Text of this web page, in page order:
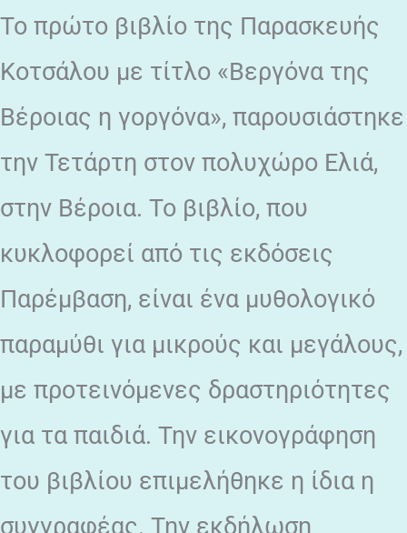
Το πρώτο βιβλίο της Παρασκευής
Κοτσάλου με τίτλο «Βεργόνα της
Βέροιας η γοργόνα», παρουσιάστηκε
την Τετάρτη στον πολυχώρο Ελιά,
στην Βέροια. Το βιβλίο, που
κυκλοφορεί από τις εκδόσεις
Παρέμβαση, είναι ένα μυθολογικό
παραμύθι για μικρούς και μεγάλους,
με προτεινόμενες δραστηριότητες
για τα παιδιά. Την εικονογράφηση
του βιβλίου επιμελήθηκε η ίδια η
συγγραφέας. Την εκδήλωση